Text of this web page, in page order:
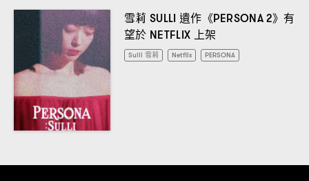
雪莉 SULLI 遺作《PERSONA 2》有
望於 NETFLIX 上架
Sulli 雪莉 Netflix PERSONA